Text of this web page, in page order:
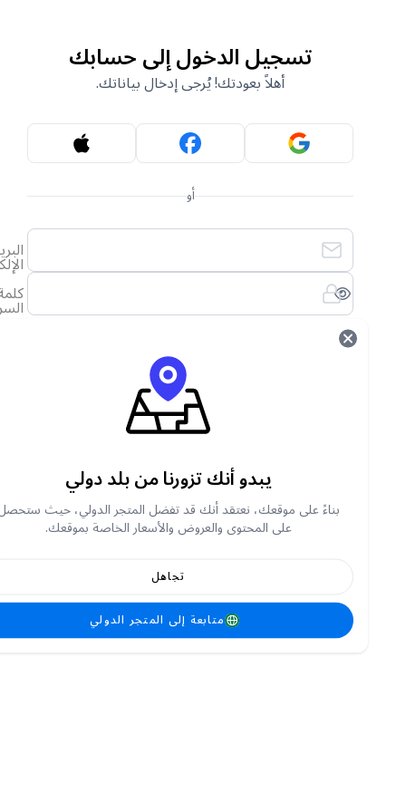
تسجيل الدخول إلى حسابك
أهلاً بعودتك! يُرجى إدخال بياناتك.
أو
الإلكتروني
السر
لقد نسيت كلمة المرور الخاصة بي
تسجيل الدخول
أنشئ حساب جديد
يبدو أنك تزورنا من بلد دولي
بناءً على موقعك، نعتقد أنك قد تفضل المتجر الدولي، حيث ستحصل
على المحتوى والعروض والأسعار الخاصة بموقعك.
متابعة إلى المتجر الدولي